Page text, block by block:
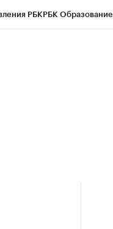
РБКРБК Образование